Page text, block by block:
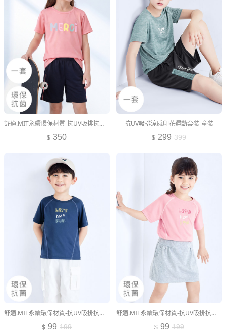
舒適.MIT永續環保材質-抗UV吸排抗菌文字印花運動套裝-童裝
350
抗UV吸排涼感印花運動套裝-童裝
299 399
舒適.MIT永續環保材質-抗UV吸排抗菌配色文字印花上衣-童裝
99 199
舒適.MIT永續環保材質-抗UV吸排抗菌配色文字印花上衣-童裝
99 199